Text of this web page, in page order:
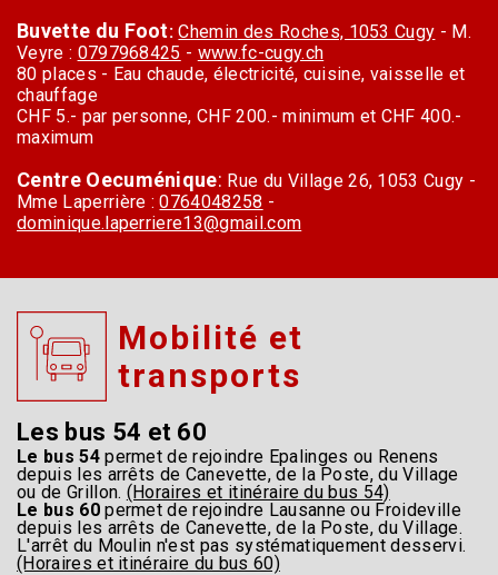
Buvette du Foot:Chemin des Roches, 1053 Cugy - M.
Veyre : 0797968425 - www.fc-cugy.ch
80 places - Eau chaude, électricité, cuisine, vaisselle et
chauffage
CHF 5.- par personne, CHF 200.- minimum et CHF 400.-
maximum
Centre Oecuménique: Rue du Village 26, 1053 Cugy -
Mme Laperrière :0764048258 -
dominique.laperriere13@gmail.com
Mobilité et
transports
Les bus 54 et 60
Le bus 54permet de rejoindre Epalinges ou Renens
depuis les arrêts de Canevette, de la Poste, du Village
ou de Grillon. (Horaires et itinéraire du bus 54)
Le bus 60permet de rejoindre Lausanne ou Froideville
depuis les arrêts de Canevette, de la Poste, du Village.
L'arrêt du Moulin n'est pas systématiquement desservi.
(Horaires et itinéraire du bus 60)